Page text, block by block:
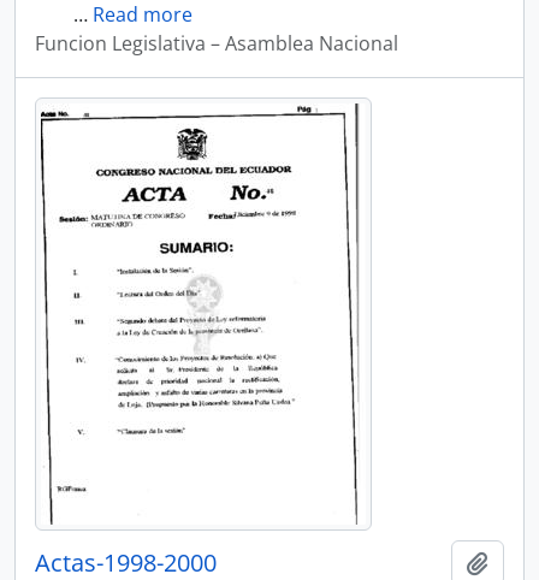
… Read more
Funcion Legislativa – Asamblea Nacional
Actas-1998-2000